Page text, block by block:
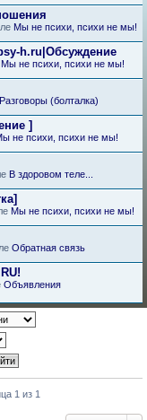
Мы не психи, психи не мы!
h.ru|Обсуждение
Мы не психи, психи не мы!
Разговоры (болталка)
]
не психи, психи не мы!
В здоровом теле...
Мы не психи, психи не мы!
Обратная связь
Объявления
1 из 1